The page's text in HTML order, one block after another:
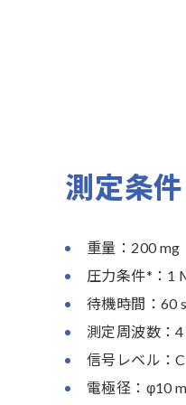
測定条件
重量：200 mg
圧力条件*：1
待機時間：60 s
測定周波数：
信号レベル：
電極径：φ10